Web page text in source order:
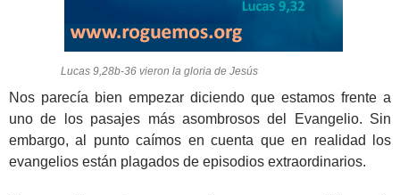
Lucas 9,28b-36 vieron la gloria de Jesús
Nos parecía bien empezar diciendo que estamos frente a
uno de los pasajes más asombrosos del Evangelio. Sin
embargo, al punto caímos en cuenta que en realidad los
evangelios están plagados de episodios extraordinarios.